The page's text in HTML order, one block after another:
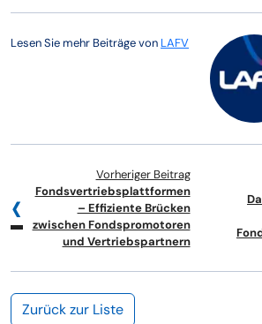
Lesen Sie mehr Beiträge von LAFV
Vorheriger Beitrag
Fondsvertriebsplattformen
– Effiziente Brücken
zwischen Fondspromotoren
und Vertriebspartnern
Zurück zur Liste